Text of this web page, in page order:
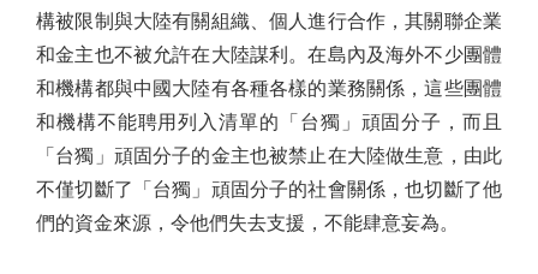
構被限制與大陸有關組織、個人進行合作，其關聯企業
和金主也不被允許在大陸謀利。在島內及海外不少團體
和機構都與中國大陸有各種各樣的業務關係，這些團體
和機構不能聘用列入清單的「台獨」頑固分子，而且
「台獨」頑固分子的金主也被禁止在大陸做生意，由此
不僅切斷了「台獨」頑固分子的社會關係，也切斷了他
們的資金來源，令他們失去支援，不能肆意妄為。